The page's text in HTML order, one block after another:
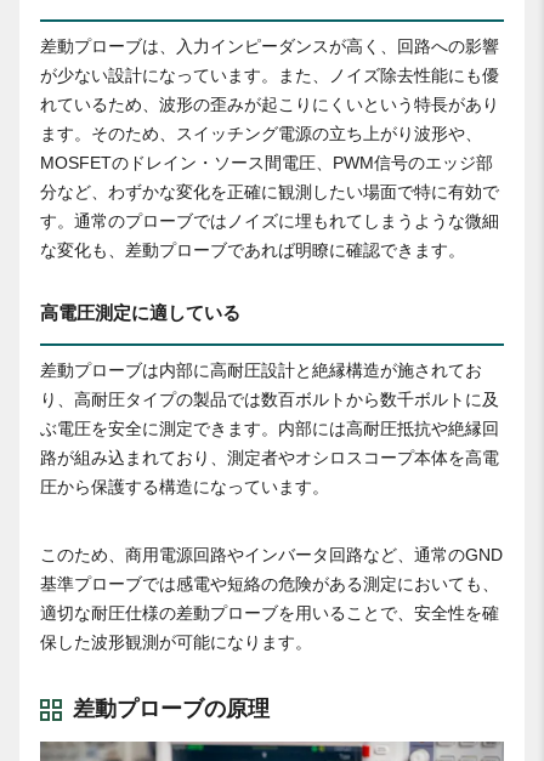
差動プローブは、入力インピーダンスが高く、回路への影響
が少ない設計になっています。また、ノイズ除去性能にも優
れているため、波形の歪みが起こりにくいという特長があり
ます。そのため、スイッチング電源の立ち上がり波形や、
MOSFETのドレイン・ソース間電圧、PWM信号のエッジ部
分など、わずかな変化を正確に観測したい場面で特に有効で
す。通常のプローブではノイズに埋もれてしまうような微細
な変化も、差動プローブであれば明瞭に確認できます。
高電圧測定に適している
差動プローブは内部に高耐圧設計と絶縁構造が施されてお
り、高耐圧タイプの製品では数百ボルトから数千ボルトに及
ぶ電圧を安全に測定できます。内部には高耐圧抵抗や絶縁回
路が組み込まれており、測定者やオシロスコープ本体を高電
圧から保護する構造になっています。
このため、商用電源回路やインバータ回路など、通常のGND
基準プローブでは感電や短絡の危険がある測定においても、
適切な耐圧仕様の差動プローブを用いることで、安全性を確
保した波形観測が可能になります。
差動プローブの原理